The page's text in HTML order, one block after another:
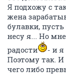
Я подхожу с
жена
булавки,
несу я... Но
радости
- и я
Поэтому так. И
чего либо